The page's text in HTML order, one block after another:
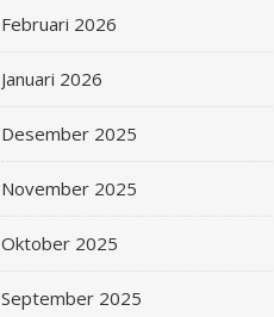
Februari 2026
Januari 2026
Desember 2025
November 2025
Oktober 2025
September 2025